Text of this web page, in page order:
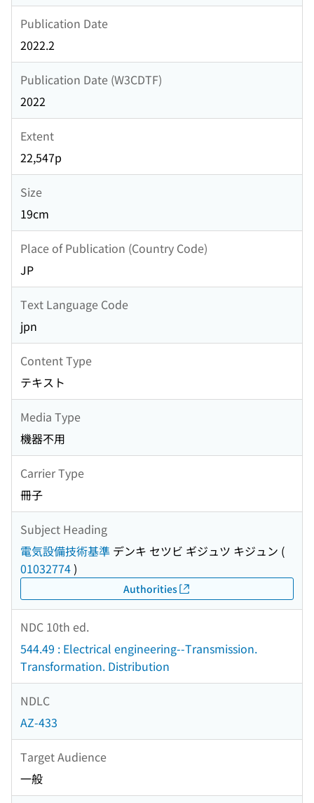
Publication Date
2022.2
Publication Date (W3CDTF)
2022
Extent
22,547p
Size
19cm
Place of Publication (Country Code)
JP
Text Language Code
jpn
Content Type
テキスト
Media Type
機器不用
Carrier Type
冊子
Subject Heading
電気設備技術基準 デンキ セツビ ギジュツ キジュン (
01032774)
Authorities
NDC 10th ed.
544.49 : Electrical engineering--Transmission.
Transformation. Distribution
NDLC
AZ-433
Target Audience
一般